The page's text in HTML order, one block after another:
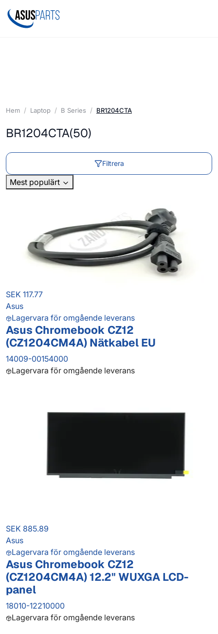
Hem Laptop B Series BR1204CTA
BR1204CTA(50)
Filtrera
Mest populärt
SEK 117.77
Asus
Lagervara för omgående leverans
Asus Chromebook CZ12
(CZ1204CM4A) Nätkabel EU
14009-00154000
Lagervara för omgående leverans
SEK 885.89
Asus
Lagervara för omgående leverans
Asus Chromebook CZ12
(CZ1204CM4A) 12.2" WUXGA LCD-
panel
18010-12210000
Lagervara för omgående leverans